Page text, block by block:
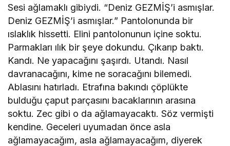
Sesi ağlamaklı gibiydi. “Deniz GEZMİŞ’i asmışlar.
Deniz GEZMİŞ’i asmışlar.” Pantolonunda bir
ıslaklık hissetti. Elini pantolonunun içine soktu.
Parmakları ılık bir şeye dokundu. Çıkarıp baktı.
Kandı. Ne yapacağını şaşırdı. Utandı. Nasıl
davranacağını, kime ne soracağını bilemedi.
Ablasını hatırladı. Etrafına bakındı çöplükte
bulduğu çaput parçasını bacaklarının arasına
soktu. Zec gibi o da ağlamayacaktı. Söz vermişti
kendine. Geceleri uyumadan önce asla
ağlamayacağım, asla ağlamayacağım, diyerek